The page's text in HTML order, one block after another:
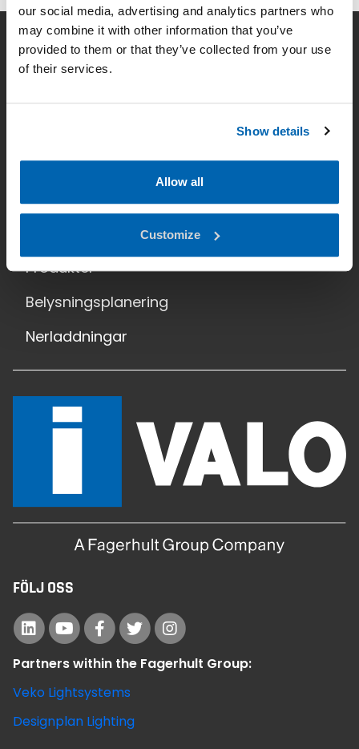
our social media, advertising and analytics partners who
may combine it with other information that you’ve
provided to them or that they’ve collected from your use
of their services.
Show details
Allow all
Customize
Företag
Dataskydd
Produkter
Belysningsplanering
Nerladdningar
FÖLJ OSS
Partners within the Fagerhult Group:
Veko Lightsystems
Designplan Lighting